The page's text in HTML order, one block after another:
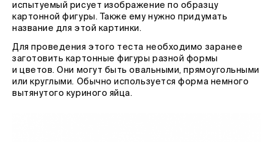
испытуемый рисует изображение по образцу
картонной фигуры. Также ему нужно придумать
название для этой картинки.
Для проведения этого теста необходимо заранее
заготовить картонные фигуры разной формы
и цветов. Они могут быть овальными, прямоугольными
или круглыми. Обычно используется форма немного
вытянутого куриного яйца.